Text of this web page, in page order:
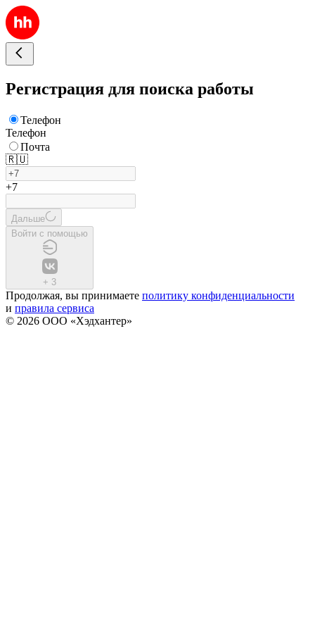
Регистрация для поиска работы
Телефон
Телефон
Почта
🇷🇺
+7
Дальше
Войти с помощью
+ 3
Продолжая, вы принимаете политику конфиденциальности
и правила сервиса
© 2026 ООО «Хэдхантер»